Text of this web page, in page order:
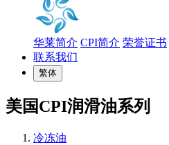
华莱简介 CPI简介 荣誉证书
联系我们
繁体
美国CPI润滑油系列
冷冻油